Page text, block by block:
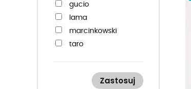
gucio
lama
marcinkowski
taro
Zastosuj